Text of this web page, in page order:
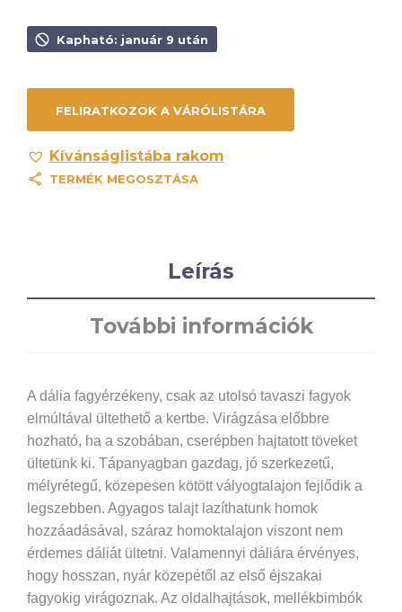
Kapható: január 9 után
Kívánságlistába rakom
TERMÉK MEGOSZTÁSA
Leírás
További információk
A dália fagyérzékeny, csak az utolsó tavaszi fagyok
elmúltával ültethető a kertbe. Virágzása előbbre
hozható, ha a szobában, cserépben hajtatott töveket
ültetünk ki. Tápanyagban gazdag, jó szerkezetű,
mélyrétegű, közepesen kötött vályogtalajon fejlődik a
legszebben. Agyagos talajt lazíthatunk homok
hozzáadásával, száraz homoktalajon viszont nem
érdemes dáliát ültetni. Valamennyi dáliára érvényes,
hogy hosszan, nyár közepétől az első éjszakai
fagyokig virágoznak. Az oldalhajtások, mellékbimbók